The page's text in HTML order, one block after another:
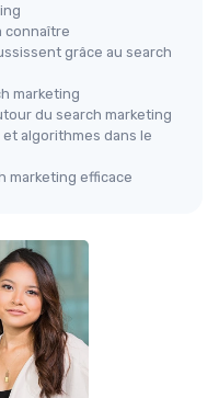
connaître
grâce au search
marketing
du search marketing
algorithmes dans le
marketing efficace